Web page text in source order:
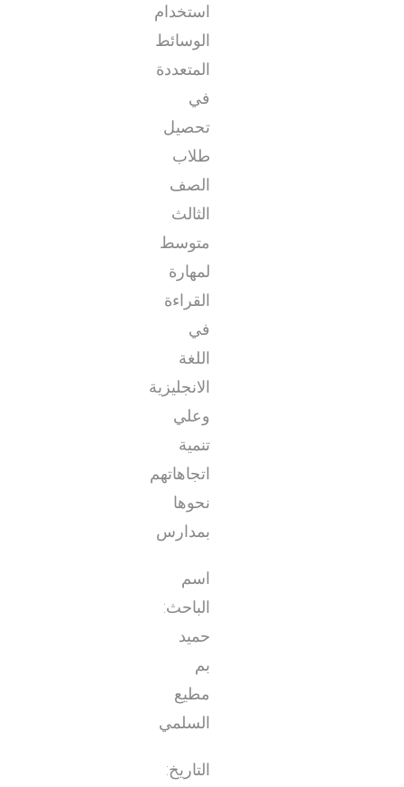
استخدام
الوسائط
المتعددة
في
تحصيل
طلاب
الصف
الثالث
متوسط
لمهارة
القراءة
في
اللغة
الانجليزية
وعلي
تنمية
اتجاهاتهم
نحوها
بمدارس
اسم
الباحث:
حميد
بم
مطيع
السلمي
التاريخ: